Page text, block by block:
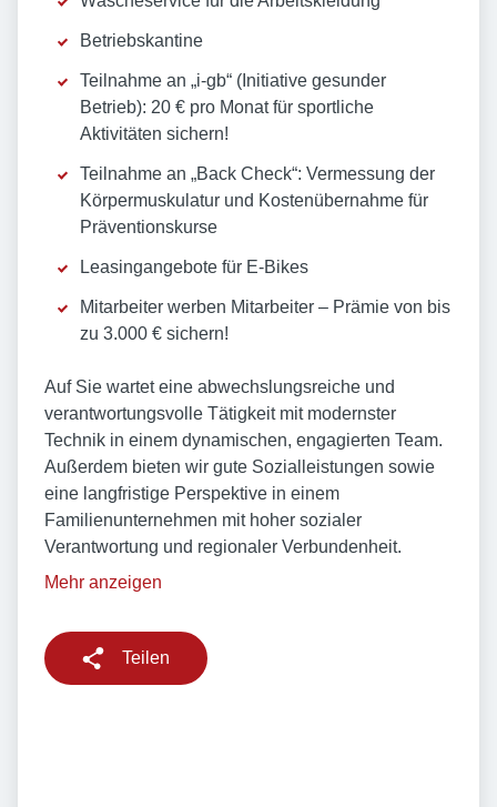
Betriebskantine
Teilnahme an „i-gb“ (Initiative gesunder
Betrieb): 20 € pro Monat für sportliche
Aktivitäten sichern!
Teilnahme an „Back Check“: Vermessung der
Körpermuskulatur und Kostenübernahme für
Präventionskurse
Leasingangebote für E-Bikes
Mitarbeiter werben Mitarbeiter – Prämie von bis
zu 3.000 € sichern!
Auf Sie wartet eine abwechslungsreiche und
verantwortungsvolle Tätigkeit mit modernster
Technik in einem dynamischen, engagierten Team.
Außerdem bieten wir gute Sozialleistungen sowie
eine langfristige Perspektive in einem
Familienunternehmen mit hoher sozialer
Verantwortung und regionaler Verbundenheit.
Mehr anzeigen
Teilen